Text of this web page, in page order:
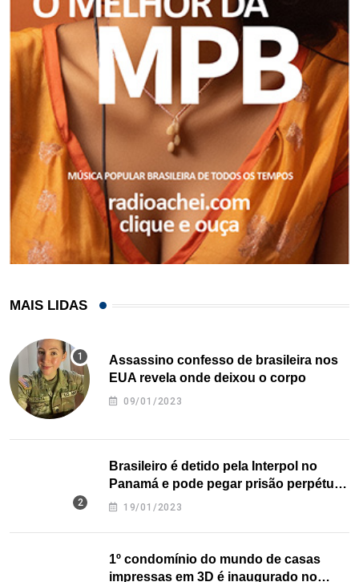
MAIS LIDAS
Assassino confesso de brasileira nos
EUA revela onde deixou o corpo
09/01/2023
Brasileiro é detido pela Interpol no
Panamá e pode pegar prisão perpétua
nos EUA
19/01/2023
1º condomínio do mundo de casas
impressas em 3D é inaugurado no